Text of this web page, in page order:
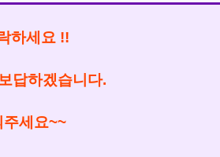
하세요 !!
답하겠습니다.
주세요~~